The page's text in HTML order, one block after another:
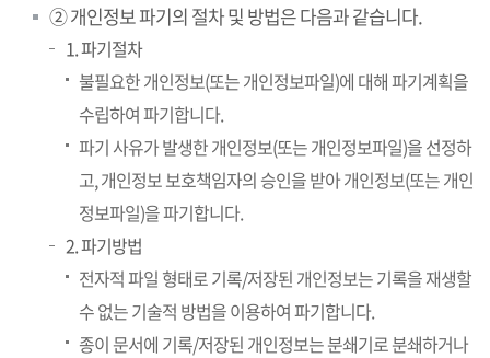
② 개인정보 파기의 절차 및 방법은 다음과 같습니다.
1. 파기절차
불필요한 개인정보(또는 개인정보파일)에 대해 파기계획을
수립하여 파기합니다.
파기 사유가 발생한 개인정보(또는 개인정보파일)을 선정하
고, 개인정보 보호책임자의 승인을 받아 개인정보(또는 개인
정보파일)을 파기합니다.
2. 파기방법
전자적 파일 형태로 기록/저장된 개인정보는 기록을 재생할
수 없는 기술적 방법을 이용하여 파기합니다.
종이 문서에 기록/저장된 개인정보는 분쇄기로 분쇄하거나